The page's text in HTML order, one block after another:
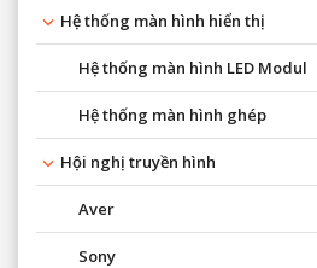
Hệ thống màn hình hiển thị
Hệ thống màn hình LED Modul
Hệ thống màn hình ghép
Hội nghị truyền hình
Aver
Sony